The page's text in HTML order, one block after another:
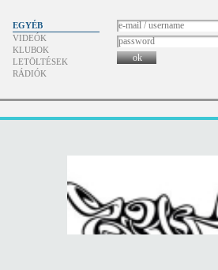
EGYÉB
VIDEÓK
KLUBOK
LETÖLTÉSEK
RÁDIÓK
ok